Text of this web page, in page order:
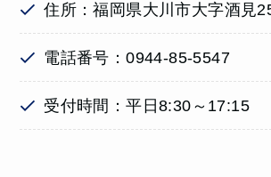
住所：福岡県大川市大字酒見
電話番号：0944-85-5547
受付時間：平日8:30～17:15